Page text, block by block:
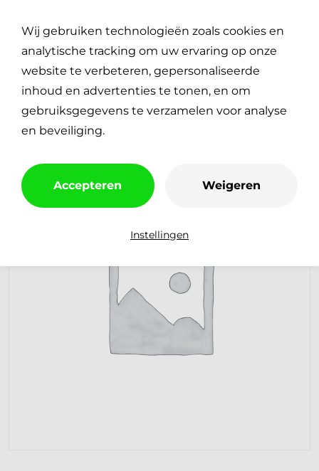
€0,00Plan je reparatie
Wij gebruiken technologieën zoals cookies en
analytische tracking om uw ervaring op onze
website te verbeteren, gepersonaliseerde
inhoud en advertenties te tonen, en om
gebruiksgegevens te verzamelen voor analyse
en beveiliging.
Accepteren Weigeren
Instellingen